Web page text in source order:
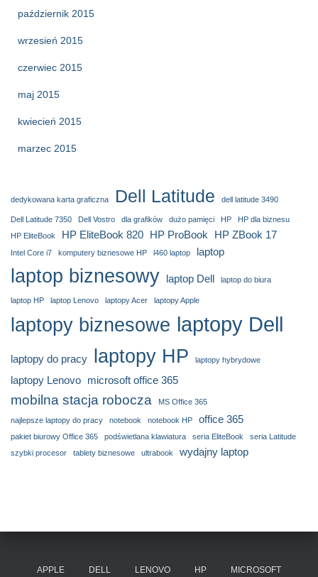
październik 2015
wrzesień 2015
czerwiec 2015
maj 2015
kwiecień 2015
marzec 2015
dedykowana karta graficzna Dell Latitude dell latitude 3490
Dell Latitude 7350 Dell Vostro dla grafików dużo pamięci HP
HP dla biznesu
HP EliteBook
HP EliteBook 820 HP ProBook HP ZBook 17
Intel Core i7 komputery biznesowe HP l460 laptop laptop
laptop biznesowy laptop Dell laptop do biura
laptop HP laptop Lenovo laptopy Acer laptopy Apple
laptopy biznesowe laptopy Dell
laptopy do pracy laptopy HP laptopy hybrydowe
laptopy Lenovo microsoft office 365
mobilna stacja robocza MS Office 365
najlepsze laptopy do pracy notebook notebook HP office 365
pakiet biurowy Office 365 podświetlana klawiatura seria EliteBook
seria Latitude
szybki procesor
tablety biznesowe ultrabook wydajny laptop
APPLE DELL LENOVO HP MICROSOFT